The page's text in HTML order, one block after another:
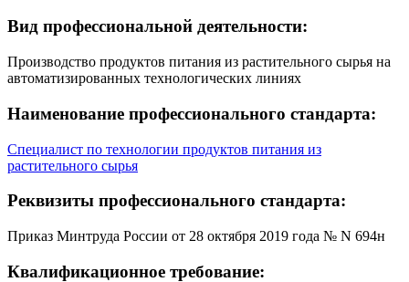
Вид профессиональной деятельности:
Производство продуктов питания из растительного сырья на
автоматизированных технологических линиях
Наименование профессионального стандарта:
Специалист по технологии продуктов питания из
растительного сырья
Реквизиты профессионального стандарта:
Приказ Минтруда России от 28 октября 2019 года № N 694н
Квалификационное требование: